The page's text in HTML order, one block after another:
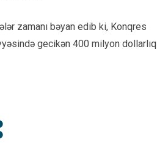
zamanı bəyan edib ki, Konqres
gecikən 400 milyon dollarlıq